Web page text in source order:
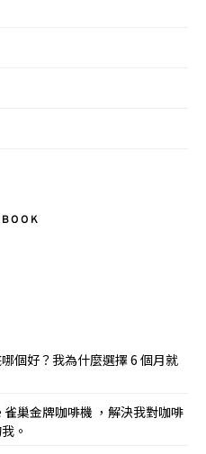
個好？我為什麼選擇 6 個月就
巢金牌咖啡機 ，解決我對咖啡
。